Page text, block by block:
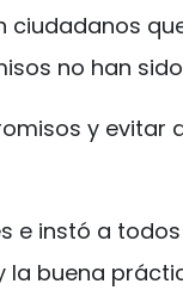
ciudadanos
no han
y evitar
e instó a
buena